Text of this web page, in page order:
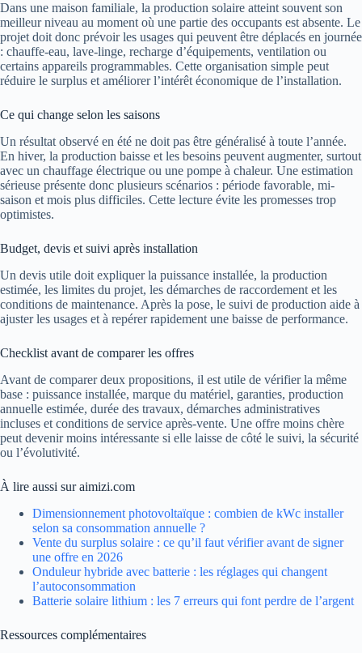
Dans une maison familiale, la production solaire atteint souvent son
meilleur niveau au moment où une partie des occupants est absente. Le
projet doit donc prévoir les usages qui peuvent être déplacés en journée
: chauffe-eau, lave-linge, recharge d’équipements, ventilation ou
certains appareils programmables. Cette organisation simple peut
réduire le surplus et améliorer l’intérêt économique de l’installation.
Ce qui change selon les saisons
Un résultat observé en été ne doit pas être généralisé à toute l’année.
En hiver, la production baisse et les besoins peuvent augmenter, surtout
avec un chauffage électrique ou une pompe à chaleur. Une estimation
sérieuse présente donc plusieurs scénarios : période favorable, mi-
saison et mois plus difficiles. Cette lecture évite les promesses trop
optimistes.
Budget, devis et suivi après installation
Un devis utile doit expliquer la puissance installée, la production
estimée, les limites du projet, les démarches de raccordement et les
conditions de maintenance. Après la pose, le suivi de production aide à
ajuster les usages et à repérer rapidement une baisse de performance.
Checklist avant de comparer les offres
Avant de comparer deux propositions, il est utile de vérifier la même
base : puissance installée, marque du matériel, garanties, production
annuelle estimée, durée des travaux, démarches administratives
incluses et conditions de service après-vente. Une offre moins chère
peut devenir moins intéressante si elle laisse de côté le suivi, la sécurité
ou l’évolutivité.
À lire aussi sur aimizi.com
Dimensionnement photovoltaïque : combien de kWc installer
selon sa consommation annuelle ?
Vente du surplus solaire : ce qu’il faut vérifier avant de signer
une offre en 2026
Onduleur hybride avec batterie : les réglages qui changent
l’autoconsommation
Batterie solaire lithium : les 7 erreurs qui font perdre de l’argent
Ressources complémentaires